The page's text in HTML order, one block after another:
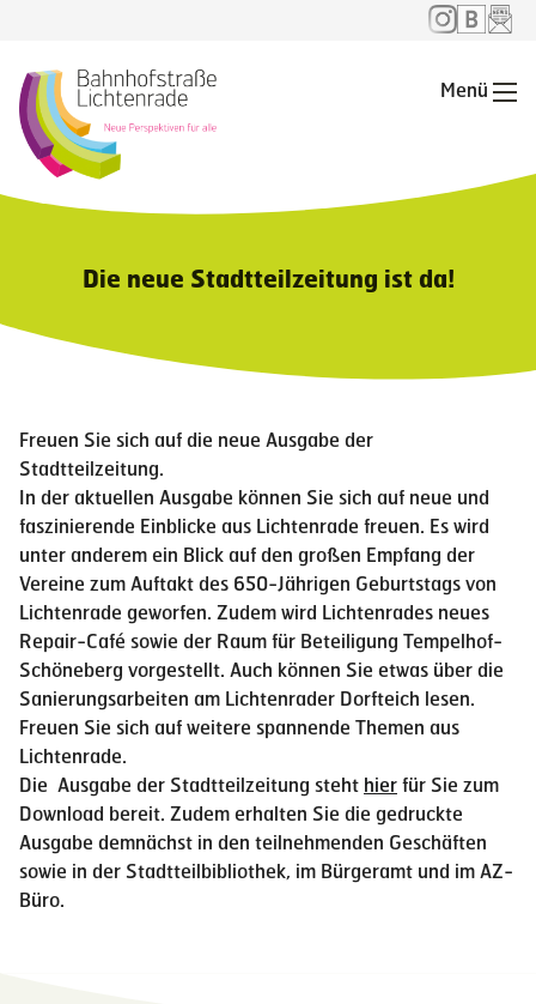
Menü
Die neue Stadtteilzeitung ist da!
Freuen Sie sich auf die neue Ausgabe der
Stadtteilzeitung.
In der aktuellen Ausgabe können Sie sich auf neue und
faszinierende Einblicke aus Lichtenrade freuen. Es wird
unter anderem ein Blick auf den großen Empfang der
Vereine zum Auftakt des 650-Jährigen Geburtstags von
Lichtenrade geworfen. Zudem wird Lichtenrades neues
Repair-Café sowie der Raum für Beteiligung Tempelhof-
Schöneberg vorgestellt. Auch können Sie etwas über die
Sanierungsarbeiten am Lichtenrader Dorfteich lesen.
Freuen Sie sich auf weitere spannende Themen aus
Lichtenrade.
Die Ausgabe der Stadtteilzeitung steht hierfür Sie zum
Download bereit. Zudem erhalten Sie die gedruckte
Ausgabe demnächst in den teilnehmenden Geschäften
sowie in der Stadtteilbibliothek, im Bürgeramt und im AZ-
Büro.